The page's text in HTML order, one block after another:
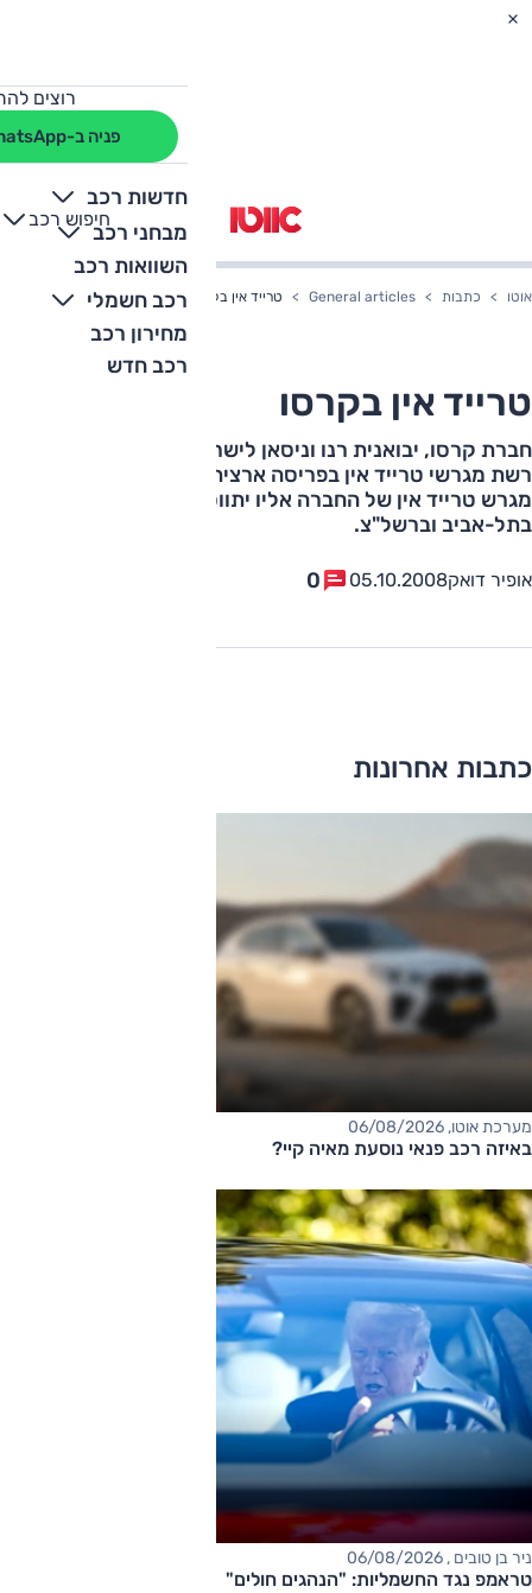
רוצים
פניה ב-WhatsApp
חדשות רכב
מבחני רכב
השוואות רכב
רכב חשמלי
מחירון רכב
רכב חדש
חיפוש רכב
+
-
אוטו כתבות General articles טרייד אין בקרסו
טרייד אין בקרסו
חברת קרסו, יבואנית רנו וניסאן לישראל, הודיע על הקמת
רשת מגרשי טרייד אין בפריסה ארצית. כיום כבר פועל בחיפה
מגרש טרייד אין של החברה אליו יתווספו בקרוב מגרשים
בתל-אביב וברשל"צ.
אופיר דואק05.10.2008
0
כתבות אחרונות
מערכת אוטו, 06/08/2026
באיזה רכב פנאי נוסעת מאיה קיי?
ניר בן טובים , 06/08/2026
טראמפ נגד החשמליות: "הנהגים חולים"